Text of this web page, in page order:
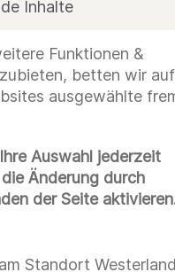
18-87 34 58
18-87 30 99
Inhalte
Funktionen &
betten wir auf
ausgewählte
Auswahl jederzeit
Änderung durch
der Seite
Standort